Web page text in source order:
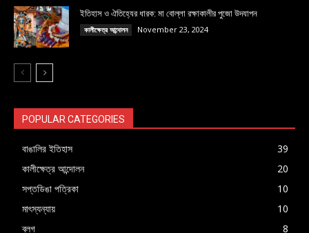
ইতিহাস ও ঐতিহ্যের ধারক: মা বোল্লা রক্ষাকালীর পুজো উদযাপন
কালীক্ষেত্র আন্দোলন November 23, 2024
POPULAR CATEGORIES
বাঙালির ইতিহাস
39
কালীক্ষেত্র আন্দোলন
20
সপ্তডিঙা পত্রিকা
10
মাৎস্যন্যায়
10
ব্লগ
8